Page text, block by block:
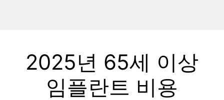
2025년 65세 이상
임플란트 비용